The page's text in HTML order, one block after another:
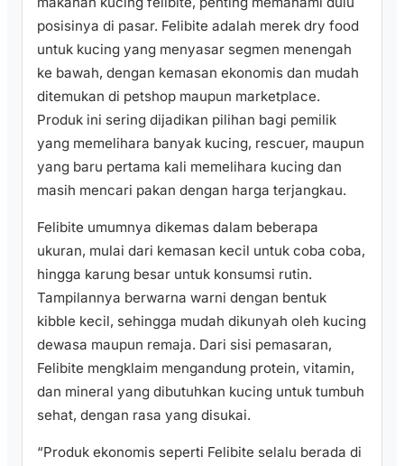
posisinya di pasar. Felibite adalah merek dry food
untuk kucing yang menyasar segmen menengah
ke bawah, dengan kemasan ekonomis dan mudah
ditemukan di petshop maupun marketplace.
Produk ini sering dijadikan pilihan bagi pemilik
yang memelihara banyak kucing, rescuer, maupun
yang baru pertama kali memelihara kucing dan
masih mencari pakan dengan harga terjangkau.
Felibite umumnya dikemas dalam beberapa
ukuran, mulai dari kemasan kecil untuk coba coba,
hingga karung besar untuk konsumsi rutin.
Tampilannya berwarna warni dengan bentuk
kibble kecil, sehingga mudah dikunyah oleh kucing
dewasa maupun remaja. Dari sisi pemasaran,
Felibite mengklaim mengandung protein, vitamin,
dan mineral yang dibutuhkan kucing untuk tumbuh
sehat, dengan rasa yang disukai.
“Produk ekonomis seperti Felibite selalu berada di